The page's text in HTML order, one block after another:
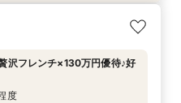
】在宅&スマホでOK！オン
〜
歓迎】最短90分×見積もり相
〜
◎／フレンチ試食＆直前予約
〜
〜
数ゲスト◎好立地の貸切リ
〜
〜
宅で残す大切な一日！期間限
〜
〜
待★ドレス試着】光の大聖堂
〜
〜
沢フレンチ×130万円優待♪好
度